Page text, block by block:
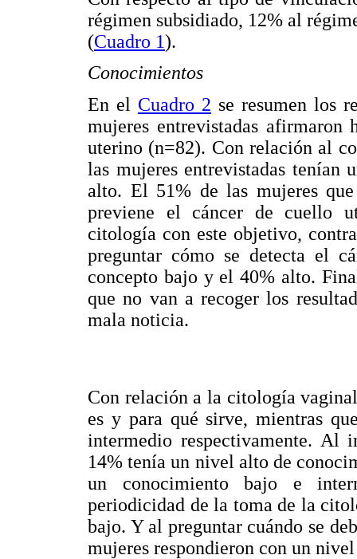
régimen subsidiado, 12% al
(Cuadro 1).
Conocimientos
En el Cuadro 2 se resumen los
mujeres entrevistadas afirmaron
uterino (n=82). Con relación al
las mujeres entrevistadas tenían
alto. El 51% de las mujeres
previene el cáncer de cuello
citología con este objetivo,
preguntar cómo se detecta el
concepto bajo y el 40% alto.
que no van a recoger los
mala noticia.
Con relación a la citología
es y para qué sirve, mientras
intermedio respectivamente. Al
14% tenía un nivel alto de
un conocimiento bajo e
periodicidad de la toma de la
bajo. Y al preguntar cuándo se
mujeres respondieron con un